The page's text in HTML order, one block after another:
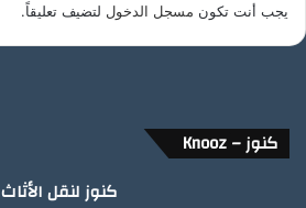
يجب أنت تكون مسجل الدخول لتضيف تعليقاً.
كنوز – Knooz
كنوز لنقل الأثاث